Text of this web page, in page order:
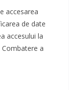
accesarea
de date
accesului la
a